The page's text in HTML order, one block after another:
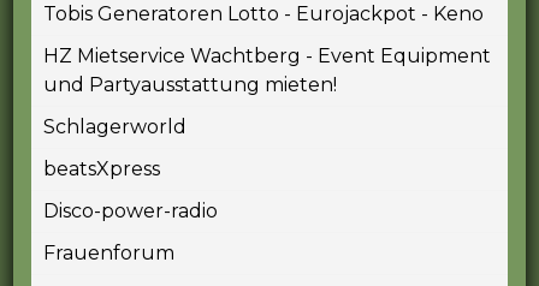
Tobis Generatoren Lotto - Eurojackpot - Keno
HZ Mietservice Wachtberg - Event Equipment
und Partyausstattung mieten!
Schlagerworld
beatsXpress
Disco-power-radio
Frauenforum